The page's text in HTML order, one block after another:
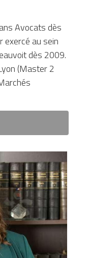
Avocats dès
exercé au sein
dès 2009.
(Master 2